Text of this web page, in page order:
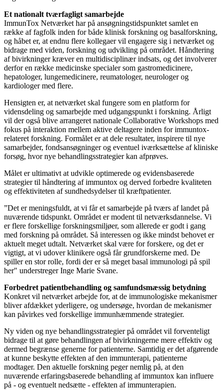
Et nationalt tværfagligt samarbejde
ImmunTox Netværket har på ansøgningstidspunktet samlet en
række af fagfolk inden for både klinisk forskning og basalforskning,
og håbet er, at endnu flere kollegaer vil engagere sig i netværket og
bidrage med viden, forskning og udvikling på området. Håndtering
af bivirkninger kræver en multidisciplinær indsats, og det involverer
derfor en række medicinske specialer som gastromedicinere,
hepatologer, lungemedicinere, reumatologer, neurologer og
kardiologer med flere.
Hensigten er, at netværket skal fungere som en platform for
vidensdeling og samarbejde med udgangspunkt i forskning. Årligt
vil der også blive arrangeret nationale Collaborative Workshops med
fokus på interaktion mellem aktive deltagere inden for immuntox-
relateret forskning. Formålet er at dele resultater, inspirere til nye
samarbejder, fondsansøgninger og eventuel iværksættelse af kliniske
forsøg, hvor nye behandlingsstrategier kan afprøves.
Målet er ultimativt at udvikle optimerede og evidensbaserede
strategier til håndtering af immuntox og derved forbedre kvaliteten
og effektiviteten af sundhedsydelser til kræftpatienter.
”Det er meningsfuldt, at vi får et samarbejde på tværs af landet på
nuværende tidspunkt. Området er modent til netværksdannelse. Vi
er flere forskellige forskningsmiljøer, som allerede er godt i gang
med forskning på området. Så interessen og ikke mindst behovet er
aktuelt meget udtalt. Netværket skal være for forskere, og det er
vigtigt, at vi udover klinikere også får grundforskerne med. De
spiller en stor rolle, fordi der er så meget basal immunologi på spil
her" understreger Inge Marie Svane.
Forbedret patientbehandling og samfundsmæssig betydning
Konkret vil netværket arbejde for, at de immunologiske mekanismer
bliver afdækket yderligere, og undersøge, hvordan de mekanismer
kan påvirkes ved forskellige immunhæmmende strategier.
Ny viden og nye behandlingsstrategier på området vil forventeligt
bidrage til at gøre behandlingen af bivirkningerne mere effektiv og
dermed begrænse generne for patienterne. Samtidig er det afgørende
at kunne beskytte effekten af den immunterapi, patienterne
modtager. Den aktuelle forskning peger nemlig på, at den
nuværende erfaringsbaserede behandling af immuntox kan influere
på - og eventuelt nedsætte - effekten af immunterapien.